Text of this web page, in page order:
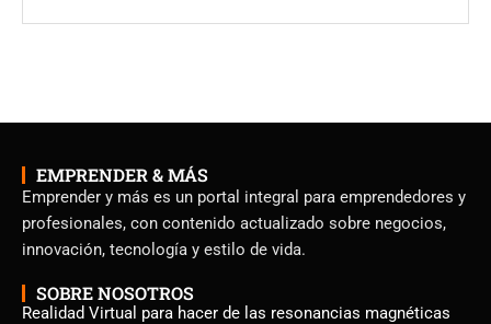
EMPRENDER & MÁS
Emprender y más es un portal integral para emprendedores y
profesionales, con contenido actualizado sobre negocios,
innovación, tecnología y estilo de vida.
SOBRE NOSOTROS
Realidad Virtual para hacer de las resonancias magnéticas